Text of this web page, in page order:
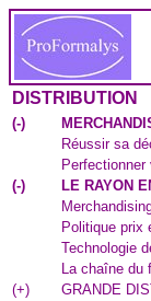
DISTRIBUTION
(-)
Réussir sa
(-)
LE RAYON
Politique prix
Technologie
La chaîne du
(+)
GRANDE